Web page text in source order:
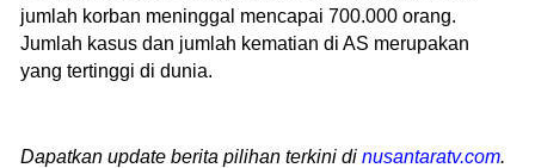
jumlah korban meninggal mencapai 700.000 orang.
Jumlah kasus dan jumlah kematian di AS merupakan
yang tertinggi di dunia.
Dapatkan update berita pilihan terkini di nusantaratv.com.